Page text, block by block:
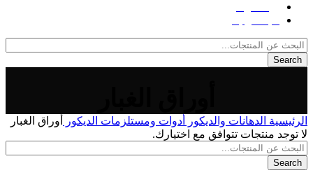
Search
الرئيسية الدهانات والديكور أدوات ومستلزمات الديكور
أوراق الغبار
لا توجد منتجات تتوافق مع اختيارك.
Search